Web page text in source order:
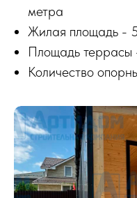
метра
Жилая площадь -
Площадь террасы
Количество